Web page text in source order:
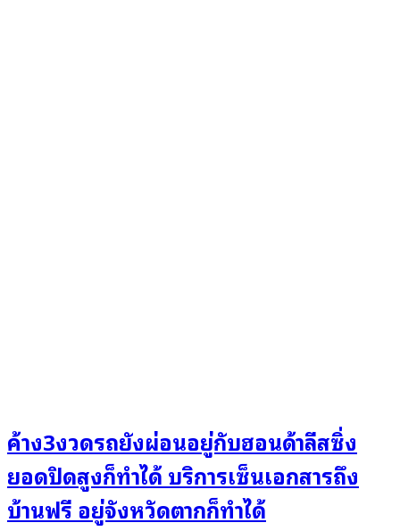
ค้าง3งวดรถยังผ่อนอยู่กับฮอนด้าลีสซิ่ง
ยอดปิดสูงก็ทำได้ บริการเซ็นเอกสารถึง
บ้านฟรี อยู่จังหวัดตากก็ทำได้